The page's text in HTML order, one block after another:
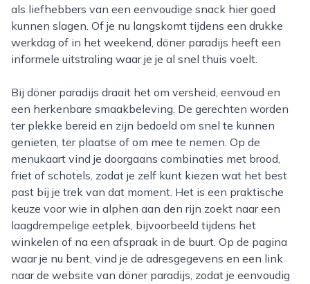
als liefhebbers van een eenvoudige snack hier goed
kunnen slagen. Of je nu langskomt tijdens een drukke
werkdag of in het weekend, döner paradijs heeft een
informele uitstraling waar je je al snel thuis voelt.
Bij döner paradijs draait het om versheid, eenvoud en
een herkenbare smaakbeleving. De gerechten worden
ter plekke bereid en zijn bedoeld om snel te kunnen
genieten, ter plaatse of om mee te nemen. Op de
menukaart vind je doorgaans combinaties met brood,
friet of schotels, zodat je zelf kunt kiezen wat het best
past bij je trek van dat moment. Het is een praktische
keuze voor wie in alphen aan den rijn zoekt naar een
laagdrempelige eetplek, bijvoorbeeld tijdens het
winkelen of na een afspraak in de buurt. Op de pagina
waar je nu bent, vind je de adresgegevens en een link
naar de website van döner paradijs, zodat je eenvoudig